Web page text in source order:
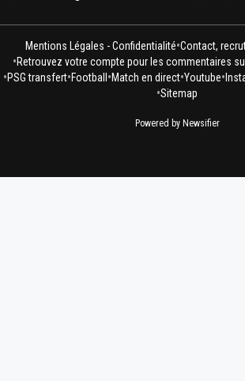
Mentions Légales - Confidentialité•Contact,
•Retrouvez votre compte pour les commentaires
•PSG transfert•Football•Match en direct•Youtube•
•Sitemap
Powered by Newsifier